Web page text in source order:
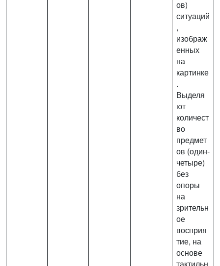
ов)
ситуаций
,
изображ
енных
на
картинке
.
Выделя
ют
количест
во
предмет
ов (один-
четыре)
без
опоры
на
зрительн
ое
восприя
тие, на
основе